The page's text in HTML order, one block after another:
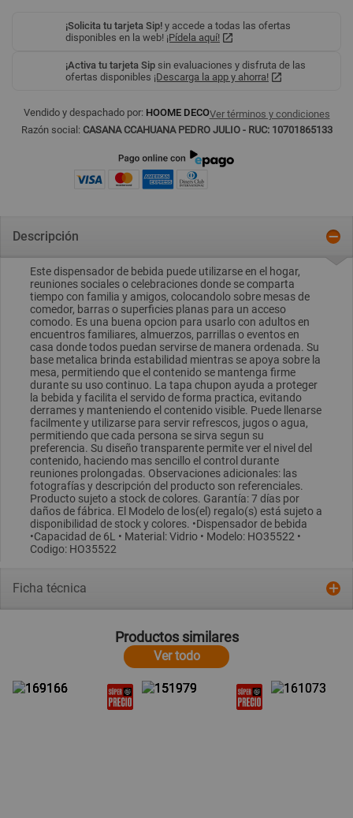
¡Solicita tu tarjeta Sip! y accede a todas las ofertas
disponibles en la web! ¡Pídela aquí!
¡Activa tu tarjeta Sip sin evaluaciones y disfruta de las
ofertas disponibles ¡Descarga la app y ahorra!
Vendido y despachado por: HOOME DECOVer términos y condiciones
Razón social: CASANA CCAHUANA PEDRO JULIO - RUC: 10701865133
Descripción
Este dispensador de bebida puede utilizarse en el hogar,
reuniones sociales o celebraciones donde se comparta
tiempo con familia y amigos, colocandolo sobre mesas de
comedor, barras o superficies planas para un acceso
comodo. Es una buena opcion para usarlo con adultos en
encuentros familiares, almuerzos, parrillas o eventos en
casa donde todos puedan servirse de manera ordenada. Su
base metalica brinda estabilidad mientras se apoya sobre la
mesa, permitiendo que el contenido se mantenga firme
durante su uso continuo. La tapa chupon ayuda a proteger
la bebida y facilita el servido de forma practica, evitando
derrames y manteniendo el contenido visible. Puede llenarse
facilmente y utilizarse para servir refrescos, jugos o agua,
permitiendo que cada persona se sirva segun su
preferencia. Su diseño transparente permite ver el nivel del
contenido, haciendo mas sencillo el control durante
reuniones prolongadas. Observaciones adicionales: las
fotografías y descripción del producto son referenciales.
Producto sujeto a stock de colores. Garantía: 7 días por
daños de fábrica. El Modelo de los(el) regalo(s) está sujeto a
disponibilidad de stock y colores. •Dispensador de bebida
•Capacidad de 6L • Material: Vidrio • Modelo: HO35522 •
Codigo: HO35522
Ficha técnica
Productos similares
Ver todo